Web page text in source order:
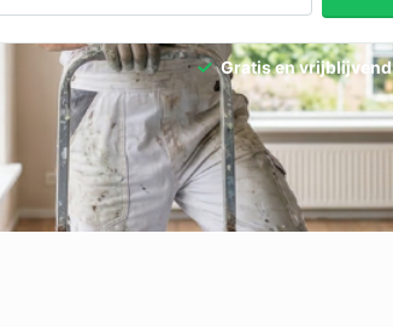
Gratis en vrijblijvend